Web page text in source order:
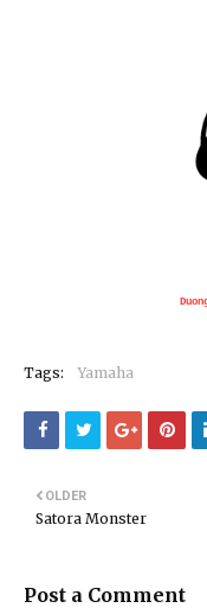
Tags: Yamaha
OLDER
Satora Monster
Post a Comment